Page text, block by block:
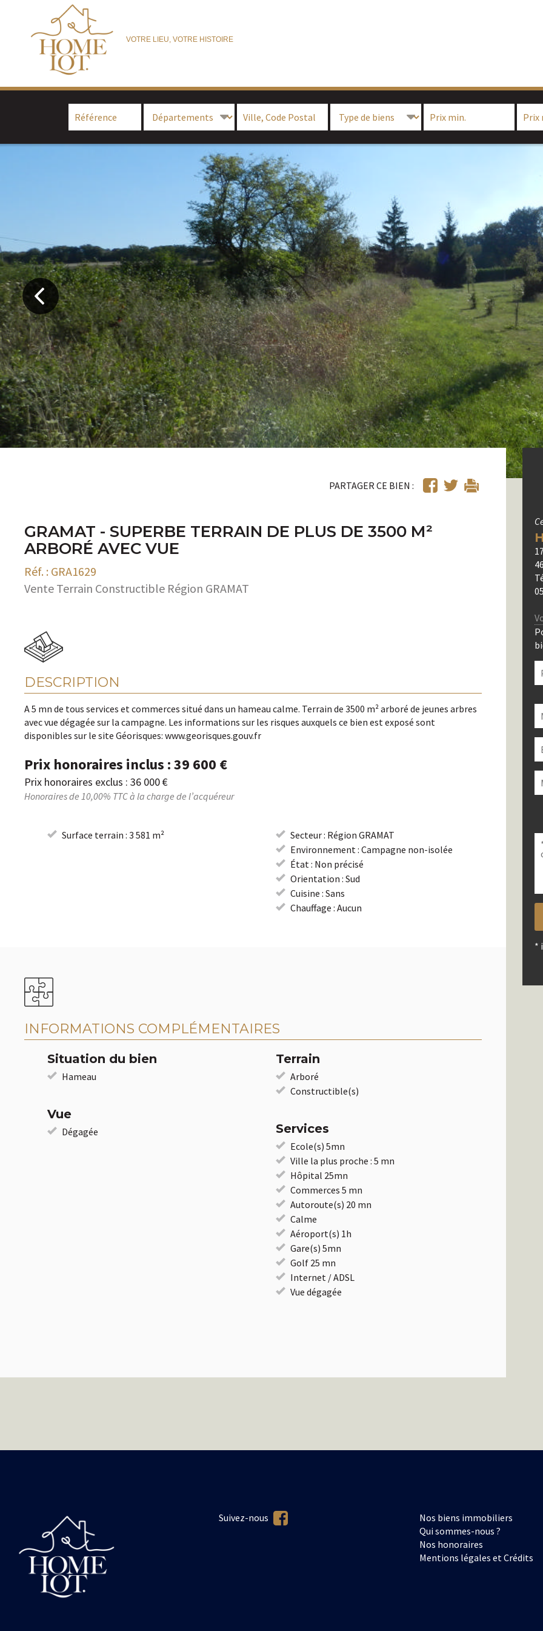
VOTRE LIEU, VOTRE HISTOIRE
PARTAGER CE BIEN :
GRAMAT - SUPERBE TERRAIN DE PLUS DE 3500 M²
ARBORÉ AVEC VUE
Réf. : GRA1629
Vente Terrain Constructible Région GRAMAT
DESCRIPTION
A 5 mn de tous services et commerces situé dans un hameau calme. Terrain de 3500 m² arboré de jeunes arbres
avec vue dégagée sur la campagne. Les informations sur les risques auxquels ce bien est exposé sont
disponibles sur le site Géorisques: www.georisques.gouv.fr
Prix honoraires inclus : 39 600 €
Prix honoraires exclus : 36 000 €
Honoraires de 10,00% TTC à la charge de l’acquéreur
Surface terrain : 3 581 m²
Secteur : Région GRAMAT
Environnement : Campagne non-isolée
État : Non précisé
Orientation : Sud
Cuisine : Sans
Chauffage : Aucun
INFORMATIONS COMPLÉMENTAIRES
Situation du bien
Hameau
Vue
Dégagée
Terrain
Arboré
Constructible(s)
Services
Ecole(s) 5mn
Ville la plus proche : 5 mn
Hôpital 25mn
Commerces 5 mn
Autoroute(s) 20 mn
Calme
Aéroport(s) 1h
Gare(s) 5mn
Golf 25 mn
Internet / ADSL
Vue dégagée
ce
*
Suivez-nous
Nos biens immobiliers
Qui sommes-nous ?
Nos honoraires
Mentions légales et Crédits